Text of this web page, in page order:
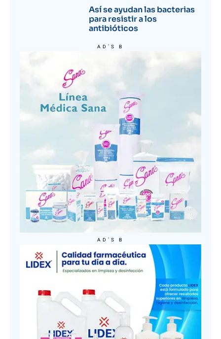
Así se ayudan las bacterias
para resistir a los
antibióticos
AD'S B
AD'S B